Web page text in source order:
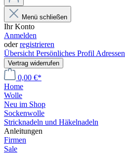
Menü schließen
Ihr Konto
Anmelden
oderregistrieren
Übersicht Persönliches Profil Adressen
Vertrag widerrufen
0,00 €*
Home
Wolle
Neu im Shop
Sockenwolle
Stricknadeln und Häkelnadeln
Anleitungen
Firmen
Sale